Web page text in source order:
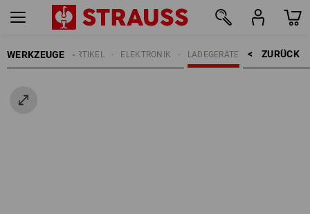
WERKZEUGE ZURÜCK    >
LADEGERÄTE
ELEKTRONIK
ELEKTROARTIKEL